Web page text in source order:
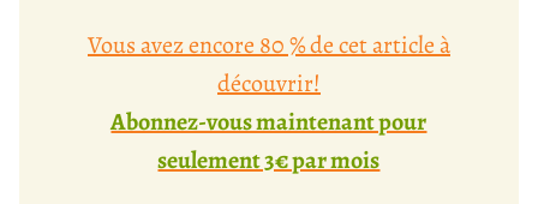
Vous avez encore 80 % de cet article à
découvrir!
Abonnez-vous maintenant pour
seulement 3€ par mois